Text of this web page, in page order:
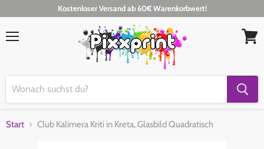
Kostenloser Versand ab 60€ Warenkorbwert!
Start Club Kalimera Kriti in Kreta, Glasbild Quadratisch